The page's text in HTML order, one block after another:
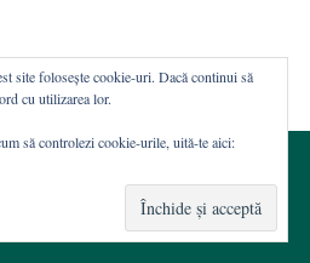
Wordpress:
Casa de WEB
site folosește cookie-uri. Dacă continui să
cu utilizarea lor.
să controlezi cookie-urile, uită-te aici: